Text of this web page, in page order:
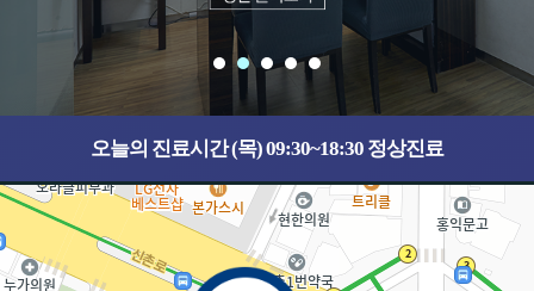
오늘의 진료시간 (목) 09:30~18:30 정상진료